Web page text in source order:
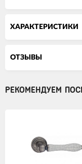
ХАРАКТЕРИСТИКИ
ОТЗЫВЫ
РЕКОМЕНДУЕМ